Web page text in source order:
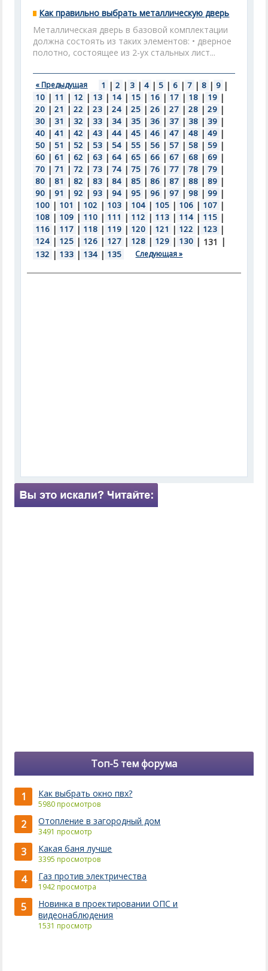
Как правильно выбрать металлическую дверь
Металлическая дверь в базовой комплектации
должна состоять из таких элементов: • дверное
полотно, состоящее из 2-ух стальных лист...
« Предыдущая 1 | 2 | 3 | 4 | 5 | 6 | 7 | 8 | 9 |
10 | 11 | 12 | 13 | 14 | 15 | 16 | 17 | 18 | 19 |
20 | 21 | 22 | 23 | 24 | 25 | 26 | 27 | 28 | 29 |
30 | 31 | 32 | 33 | 34 | 35 | 36 | 37 | 38 | 39 |
40 | 41 | 42 | 43 | 44 | 45 | 46 | 47 | 48 | 49 |
50 | 51 | 52 | 53 | 54 | 55 | 56 | 57 | 58 | 59 |
60 | 61 | 62 | 63 | 64 | 65 | 66 | 67 | 68 | 69 |
70 | 71 | 72 | 73 | 74 | 75 | 76 | 77 | 78 | 79 |
80 | 81 | 82 | 83 | 84 | 85 | 86 | 87 | 88 | 89 |
90 | 91 | 92 | 93 | 94 | 95 | 96 | 97 | 98 | 99 |
100 | 101 | 102 | 103 | 104 | 105 | 106 | 107 |
108 | 109 | 110 | 111 | 112 | 113 | 114 | 115 |
116 | 117 | 118 | 119 | 120 | 121 | 122 | 123 |
124 | 125 | 126 | 127 | 128 | 129 | 130 | 131 |
132 | 133 | 134 | 135 Следующая »
Топ-5 тем форума
1 Как выбрать окно пвх?
5980 просмотров
2 Отопление в загородный дом
3491 просмотр
3 Какая баня лучше
3395 просмотров
4 Газ против электричества
1942 просмотра
5
Новинка в проектировании ОПС и
видеонаблюдения
1531 просмотр